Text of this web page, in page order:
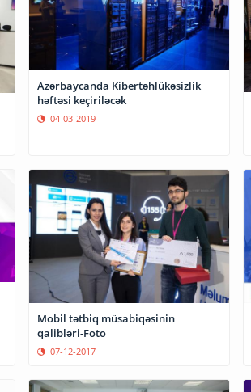
Azərbaycanda Kibertəhlükəsizlik
həftəsi keçiriləcək
04-03-2019
Mobil tətbiq müsabiqəsinin
qalibləri-Foto
07-12-2017